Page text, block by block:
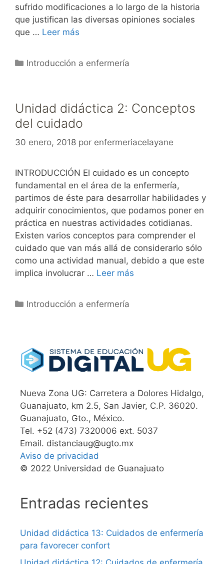
sufrido modificaciones a lo largo de la historia
que justifican las diversas opiniones sociales
que … Leer más
Categorías
Introducción a enfermería
Unidad didáctica 2: Conceptos
del cuidado
30 enero, 2018 por enfermeriacelayane
INTRODUCCIÓN El cuidado es un concepto
fundamental en el área de la enfermería,
partimos de éste para desarrollar habilidades y
adquirir conocimientos, que podamos poner en
práctica en nuestras actividades cotidianas.
Existen varios conceptos para comprender el
cuidado que van más allá de considerarlo sólo
como una actividad manual, debido a que este
implica involucrar … Leer más
Categorías
Introducción a enfermería
Nueva Zona UG: Carretera a Dolores Hidalgo,
Guanajuato, km 2.5, San Javier, C.P. 36020.
Guanajuato, Gto., México.
Tel. +52 (473) 7320006 ext. 5037
Email. distanciaug@ugto.mx
Aviso de privacidad
© 2022 Universidad de Guanajuato
Entradas recientes
Unidad didáctica 13: Cuidados de enfermería
para favorecer confort